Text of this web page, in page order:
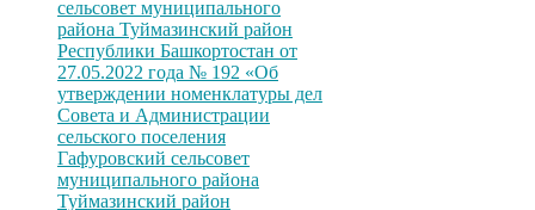
сельсовет муниципального
района Туймазинский район
Республики Башкортостан от
27.05.2022 года № 192 «Об
утверждении номенклатуры дел
Совета и Администрации
сельского поселения
Гафуровский сельсовет
муниципального района
Туймазинский район